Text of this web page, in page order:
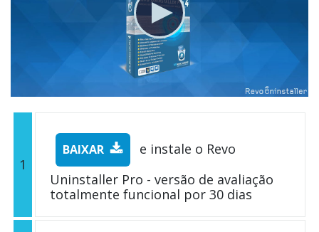
1
BAIXAR
e instale o Revo
Uninstaller Pro - versão de avaliação
totalmente funcional por 30 dias